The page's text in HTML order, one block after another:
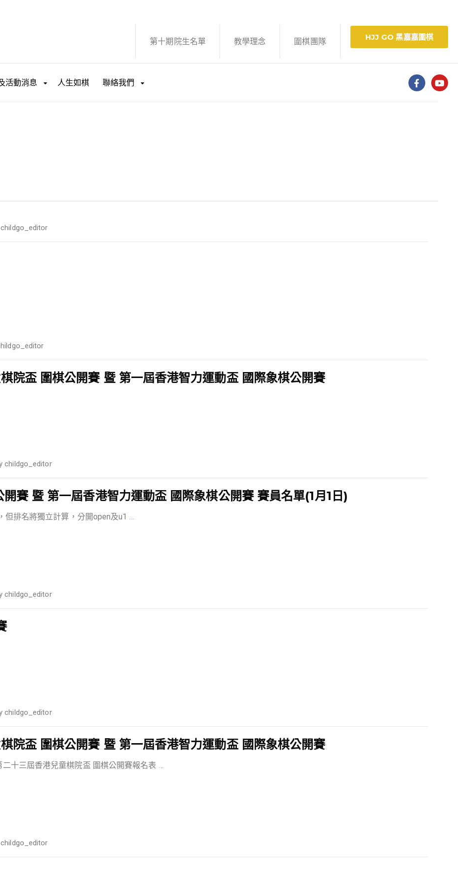
第十期院生名單 教學理念 圍棋團隊 HJJ GO 黑嘉嘉圍棋
活動消息 人生如棋 聯絡我們
childgo_editor
院盃 圍棋公開賽 暨 第一屆香港智力運動盃 國際象棋公開賽
childgo_editor
賽 暨 第一屆香港智力運動盃 國際象棋公開賽 賽員名單(1月1日)
但排名將獨立計算，分開open及u1 …
childgo_editor
childgo_editor
院盃 圍棋公開賽 暨 第一屆香港智力運動盃 國際象棋公開賽
十三屆香港兒童棋院盃 圍棋公開賽報名表 …
childgo_editor